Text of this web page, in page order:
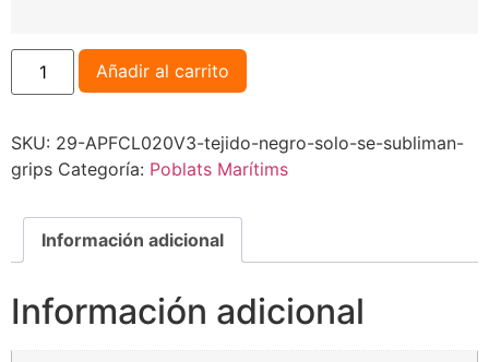
Añadir al carrito
SKU: 29-APFCL020V3-tejido-negro-solo-se-subliman-
grips Categoría: Poblats Marítims
Información adicional
Información adicional